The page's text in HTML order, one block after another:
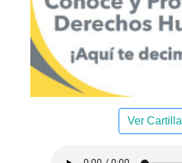
Ver Cartilla